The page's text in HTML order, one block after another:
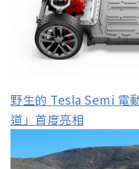
野生的 Tesla Semi 電
道」首度亮相